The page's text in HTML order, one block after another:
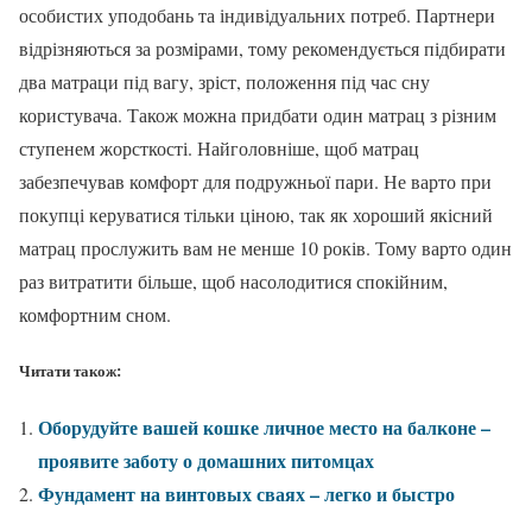
особистих уподобань та індивідуальних потреб. Партнери
відрізняються за розмірами, тому рекомендується підбирати
два матраци під вагу, зріст, положення під час сну
користувача. Також можна придбати один матрац з різним
ступенем жорсткості. Найголовніше, щоб матрац
забезпечував комфорт для подружньої пари. Не варто при
покупці керуватися тільки ціною, так як хороший якісний
матрац прослужить вам не менше 10 років. Тому варто один
раз витратити більше, щоб насолодитися спокійним,
комфортним сном.
Читати також:
Оборудуйте вашей кошке личное место на балконе –
проявите заботу о домашних питомцах
Фундамент на винтовых сваях – легко и быстро